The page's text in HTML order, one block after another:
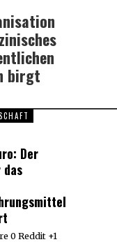
birgt
Der
0 Reddit +1